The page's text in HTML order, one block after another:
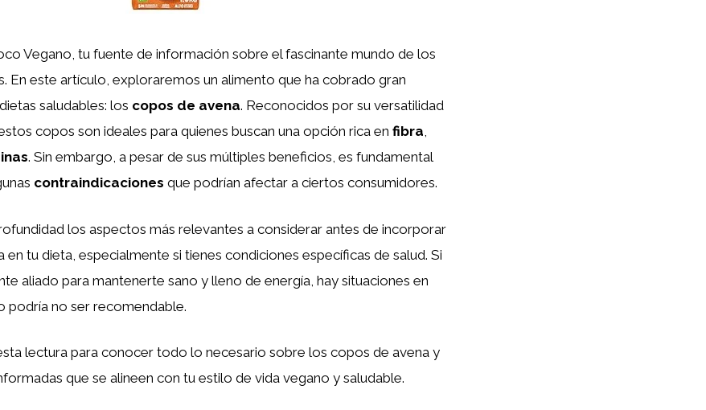
Vegano, tu fuente de información sobre el fascinante mundo de los
En este artículo, exploraremos un alimento que ha cobrado gran
saludables: los copos de avena. Reconocidos por su versatilidad
copos son ideales para quienes buscan una opción rica en fibra,
. Sin embargo, a pesar de sus múltiples beneficios, es fundamental
contraindicaciones que podrían afectar a ciertos consumidores.
los aspectos más relevantes a considerar antes de incorporar
en tu dieta, especialmente si tienes condiciones específicas de salud. Si
aliado para mantenerte sano y lleno de energía, hay situaciones en
podría no ser recomendable.
lectura para conocer todo lo necesario sobre los copos de avena y
que se alineen con tu estilo de vida vegano y saludable.